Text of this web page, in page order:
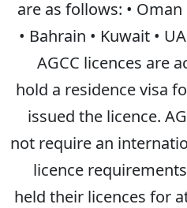
are as follows: • Oman
• Bahrain • Kuwait •
AGCC licences are
hold a residence visa
issued the licence.
not require an
licence
held their licences for